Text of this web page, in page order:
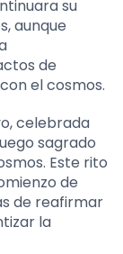
su
aunque
de
el cosmos.
celebrada
sagrado
Este rito
de
de reafirmar
la